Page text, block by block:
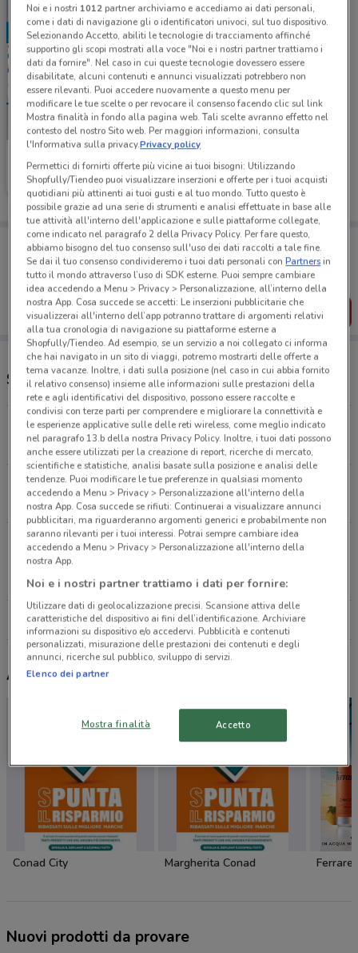
Sisa
Scade il 30/09 21 km
Porta DoveConviene sempre con te!
Puoi trovare le migliori offerte dei negozi vicino a te,
salvarle e creare la tua lista del risparmio, comodamente
dal tuo cellulare.
SCARICA L’APP
Supermercati e orari Sisa
Piazza Bellini, 5 Caltagirone
1.8 km
Via Giacinto Lo Giudice, 6/7 Piazza Armerina
21 km
Via Girolamo Li Causi, 46 Militello In Val Di
Catania
24.8 km
Tutti i negozi Sisa
Altri volantini nelle vicinanze
Conad City Margherita Conad
Nuovi prodotti da provare
Noi e i nostri 1012partner archiviamo e accediamo ai dati personali,
come i dati di navigazione gli o identificatori univoci, sul tuo dispositivo.
Selezionando Accetto, abiliti le tecnologie di tracciamento affinché
supportino gli scopi mostrati alla voce "Noi e i nostri partner trattiamo i
dati da fornire". Nel caso in cui queste tecnologie dovessero essere
disabilitate, alcuni contenuti e annunci visualizzati potrebbero non
essere rilevanti. Puoi accedere nuovamente a questo menu per
modificare le tue scelte o per revocare il consenso facendo clic sul link
Mostra finalità in fondo alla pagina web. Tali scelte avranno effetto nel
contesto del nostro Sito web. Per maggiori informazioni, consulta
l'Informativa sulla privacy.Privacy policy
Permettici di fornirti offerte più vicine ai tuoi bisogni: Utilizzando
Shopfully/Tiendeo puoi visualizzare inserzioni e offerte per i tuoi acquisti
quotidiani più attinenti ai tuoi gusti e al tuo mondo. Tutto questo è
possibile grazie ad una serie di strumenti e analisi effettuate in base alle
tue attività all'interno dell'applicazione e sulle piattaforme collegate,
come indicato nel paragrafo 2 della Privacy Policy. Per fare questo,
abbiamo bisogno del tuo consenso sull'uso dei dati raccolti a tale fine.
Se dai il tuo consenso condivideremo i tuoi dati personali conPartnersin
tutto il mondo attraverso l’uso di SDK esterne. Puoi sempre cambiare
idea accedendo a Menu > Privacy > Personalizzazione, all’interno della
nostra App. Cosa succede se accetti: Le inserzioni pubblicitarie che
visualizzerai all'interno dell’app potranno trattare di argomenti relativi
alla tua cronologia di navigazione su piattaforme esterne a
Shopfully/Tiendeo. Ad esempio, se un servizio a noi collegato ci informa
che hai navigato in un sito di viaggi, potremo mostrarti delle offerte a
tema vacanze. Inoltre, i dati sulla posizione (nel caso in cui abbia fornito
il relativo consenso) insieme alle informazioni sulle prestazioni della
rete e agli identificativi del dispositivo, possono essere raccolte e
condivisi con terze parti per comprendere e migliorare la connettività e
le esperienze applicative sulle delle reti wireless, come meglio indicato
nel paragrafo 13.b della nostra Privacy Policy. Inoltre, i tuoi dati possono
anche essere utilizzati per la creazione di report, ricerche di mercato,
scientifiche e statistiche, analisi basate sulla posizione e analisi delle
tendenze. Puoi modificare le tue preferenze in qualsiasi momento
accedendo a Menu > Privacy > Personalizzazione all'interno della
nostra App. Cosa succede se rifiuti: Continuerai a visualizzare annunci
pubblicitari, ma riguarderanno argomenti generici e probabilmente non
saranno rilevanti per i tuoi interessi. Potrai sempre cambiare idea
accedendo a Menu > Privacy > Personalizzazione all'interno della
nostra App.
Noi e i nostri partner trattiamo i dati per fornire:
Utilizzare dati di geolocalizzazione precisi. Scansione attiva delle
caratteristiche del dispositivo ai fini dell’identificazione. Archiviare
informazioni su dispositivo e/o accedervi. Pubblicità e contenuti
personalizzati, misurazione delle prestazioni dei contenuti e degli
annunci, ricerche sul pubblico, sviluppo di servizi.
Elenco dei partner
Mostra finalità Accetto